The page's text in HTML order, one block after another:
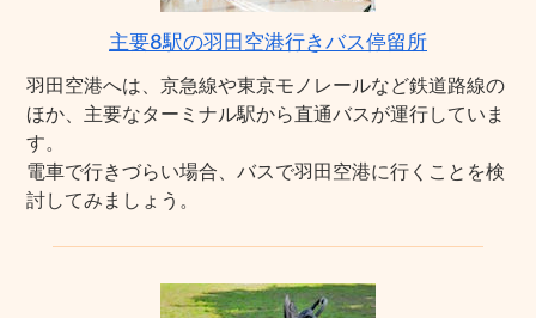
主要8駅の羽田空港行きバス停留所
羽田空港へは、京急線や東京モノレールなど鉄道路線の
ほか、主要なターミナル駅から直通バスが運行していま
す。
電車で行きづらい場合、バスで羽田空港に行くことを検
討してみましょう。